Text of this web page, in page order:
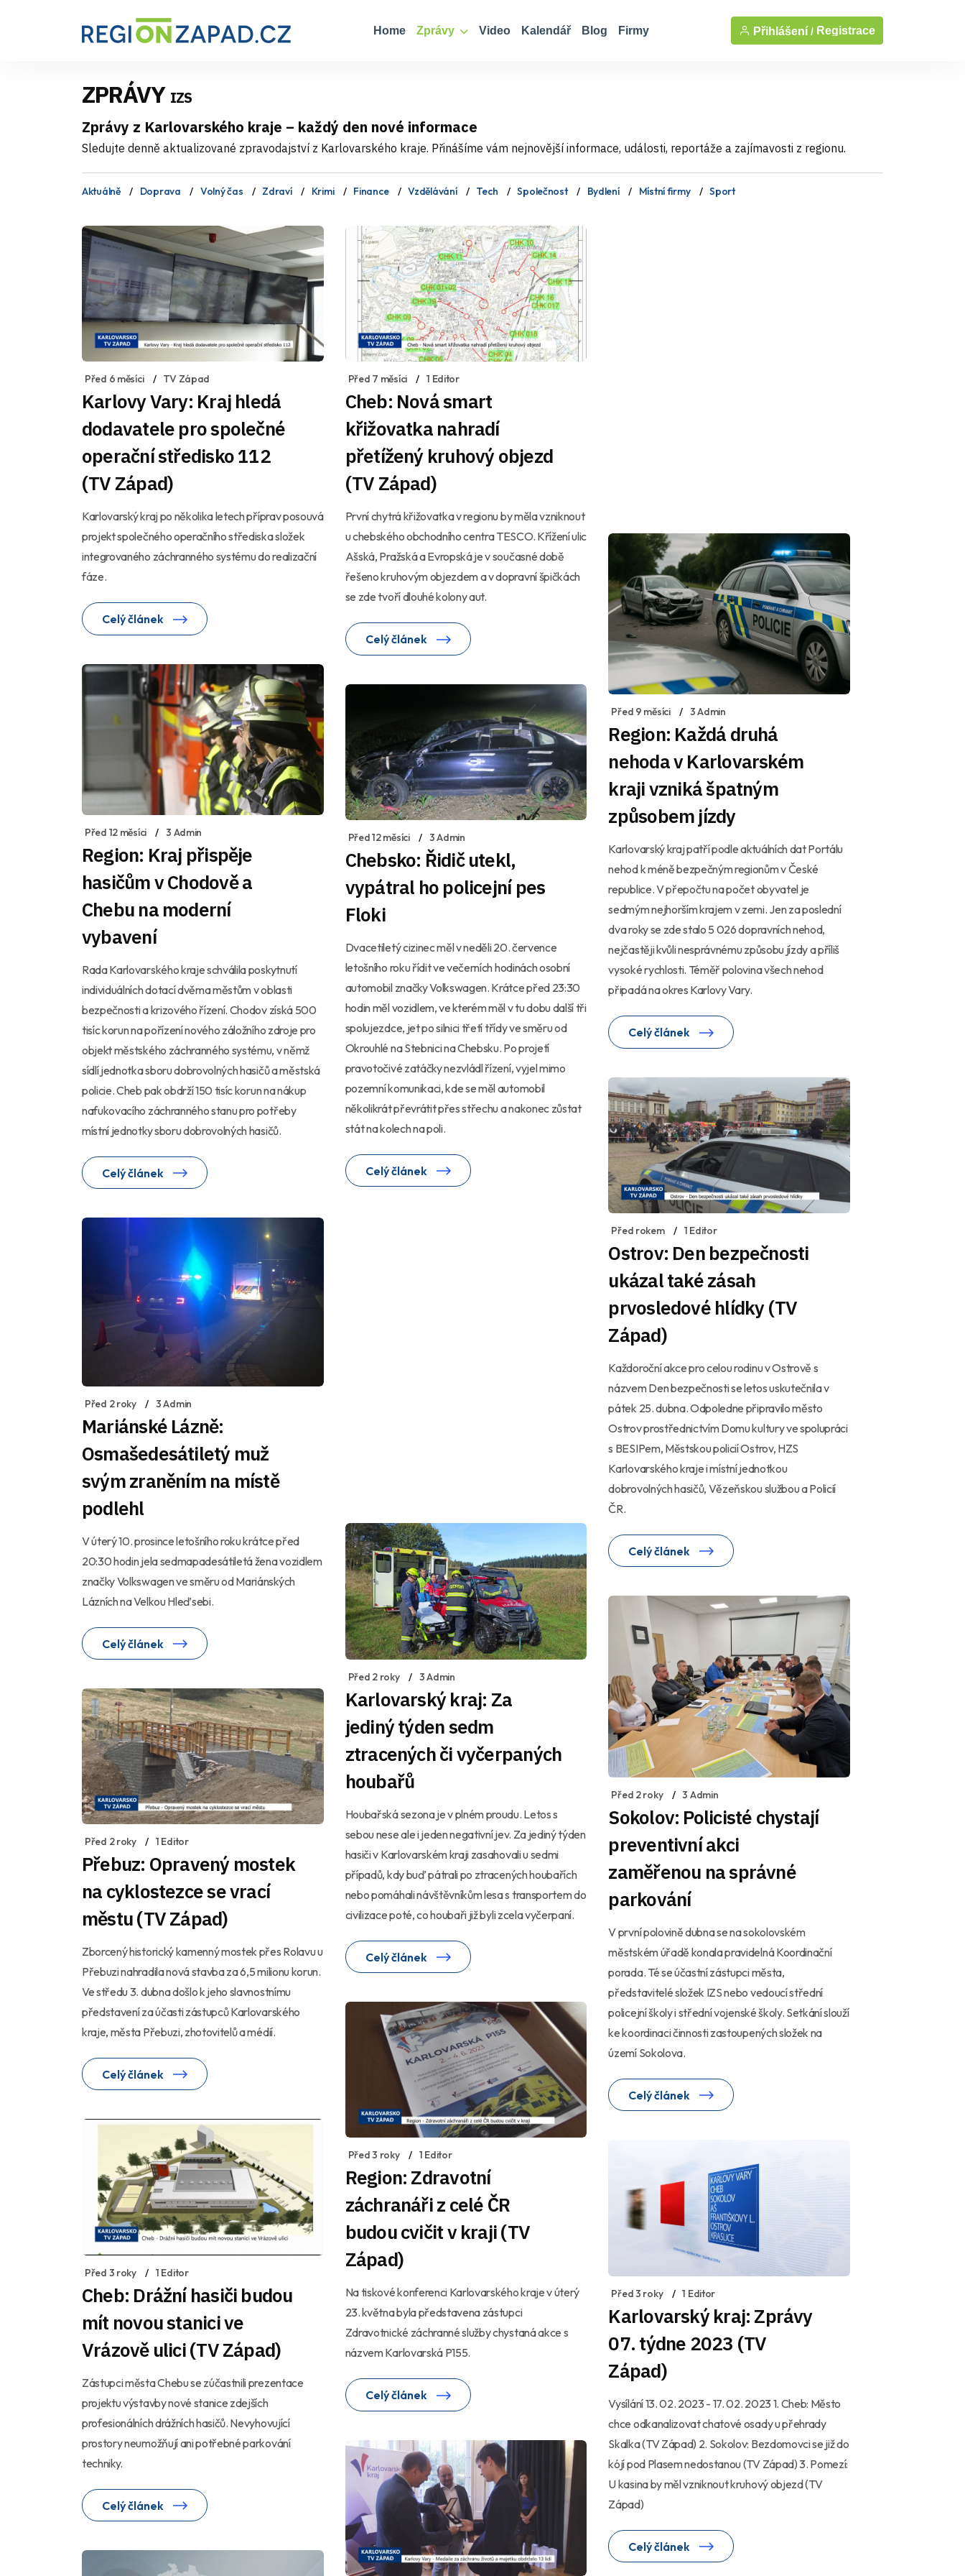
Home Zprávy Video Kalendář Blog Firmy Přihlášení / Registrace
ZPRÁVY IZS
Zprávy z Karlovarského kraje – každý den nové informace
Sledujte denně aktualizované zpravodajství z Karlovarského kraje. Přinášíme vám nejnovější informace, události, reportáže a zajímavosti z regionu.
Aktuálně Doprava Volný čas Zdraví Krimi Finance Vzdělávání Tech Společnost Bydlení Místní firmy Sport
Před 6 měsíci TV Západ
Karlovy Vary: Kraj hledá
dodavatele pro společné
operační středisko 112
(TV Západ)
Karlovarský kraj po několika letech příprav posouvá
projekt společného operačního střediska složek
integrovaného záchranného systému do realizační
fáze.
Celý článek
Před 7 měsíci 1 Editor
Cheb: Nová smart
křižovatka nahradí
přetížený kruhový objezd
(TV Západ)
První chytrá křižovatka v regionu by měla vzniknout
u chebského obchodního centra TESCO. Křížení ulic
Ašská, Pražská a Evropská je v současné době
řešeno kruhovým objezdem a v dopravní špičkách
se zde tvoří dlouhé kolony aut.
Celý článek
Před 9 měsíci 3 Admin
Region: Každá druhá
nehoda v Karlovarském
kraji vzniká špatným
způsobem jízdy
Karlovarský kraj patří podle aktuálních dat Portálu
nehod k méně bezpečným regionům v České
republice. V přepočtu na počet obyvatel je
sedmým nejhorším krajem v zemi. Jen za poslední
dva roky se zde stalo 5 026 dopravních nehod,
nejčastěji kvůli nesprávnému způsobu jízdy a příliš
vysoké rychlosti. Téměř polovina všech nehod
připadá na okres Karlovy Vary.
Celý článek
Před 12 měsíci 3 Admin
Region: Kraj přispěje
hasičům v Chodově a
Chebu na moderní
vybavení
Rada Karlovarského kraje schválila poskytnutí
individuálních dotací dvěma městům v oblasti
bezpečnosti a krizového řízení. Chodov získá 500
tisíc korun na pořízení nového záložního zdroje pro
objekt městského záchranného systému, v němž
sídlí jednotka sboru dobrovolných hasičů a městská
policie. Cheb pak obdrží 150 tisíc korun na nákup
nafukovacího záchranného stanu pro potřeby
místní jednotky sboru dobrovolných hasičů.
Celý článek
Před 12 měsíci 3 Admin
Chebsko: Řidič utekl,
vypátral ho policejní pes
Floki
Dvacetiletý cizinec měl v neděli 20. července
letošního roku řídit ve večerních hodinách osobní
automobil značky Volkswagen. Krátce před 23:30
hodin měl vozidlem, ve kterém měl v tu dobu další tři
spolujezdce, jet po silnici třetí třídy ve směru od
Okrouhlé na Stebnici na Chebsku. Po projetí
pravotočivé zatáčky nezvládl řízení, vyjel mimo
pozemní komunikaci, kde se měl automobil
několikrát převrátit přes střechu a nakonec zůstat
stát na kolech na poli.
Celý článek
Před rokem 1 Editor
Ostrov: Den bezpečnosti
ukázal také zásah
prvosledové hlídky (TV
Západ)
Každoroční akce pro celou rodinu v Ostrově s
názvem Den bezpečnosti se letos uskutečnila v
pátek 25. dubna. Odpoledne připravilo město
Ostrov prostřednictvím Domu kultury ve spolupráci
s BESIPem, Městskou policií Ostrov, HZS
Karlovarského kraje i místní jednotkou
dobrovolných hasičů, Vězeňskou službou a Policií
ČR.
Celý článek
Před 2 roky 3 Admin
Mariánské Lázně:
Osmašedesátiletý muž
svým zraněním na místě
podlehl
V úterý 10. prosince letošního roku krátce před
20:30 hodin jela sedmapadesátiletá žena vozidlem
značky Volkswagen ve směru od Mariánských
Lázních na Velkou Hleďsebi.
Celý článek
Před 2 roky 3 Admin
Karlovarský kraj: Za
jediný týden sedm
ztracených či vyčerpaných
houbařů
Houbařská sezona je v plném proudu. Letos s
sebou nese ale i jeden negativní jev. Za jediný týden
hasiči v Karlovarském kraji zasahovali u sedmi
případů, kdy buď pátrali po ztracených houbařích
nebo pomáhali návštěvníkům lesa s transportem do
civilizace poté, co houbaři již byli zcela vyčerpaní.
Celý článek
Před 2 roky 3 Admin
Sokolov: Policisté chystají
preventivní akci
zaměřenou na správné
parkování
V první polovině dubna se na sokolovském
městském úřadě konala pravidelná Koordinační
porada. Té se účastní zástupci města,
představitelé složek IZS nebo vedoucí střední
policejní školy i střední vojenské školy. Setkání slouží
ke koordinaci činnosti zastoupených složek na
území Sokolova.
Celý článek
Před 2 roky 1 Editor
Přebuz: Opravený mostek
na cyklostezce se vrací
městu (TV Západ)
Zborcený historický kamenný mostek přes Rolavu u
Přebuzi nahradila nová stavba za 6,5 milionu korun.
Ve středu 3. dubna došlo k jeho slavnostnímu
představení za účasti zástupců Karlovarského
kraje, města Přebuzi, zhotovitelů a médií.
Celý článek
Před 3 roky 1 Editor
Region: Zdravotní
záchranáři z celé ČR
budou cvičit v kraji (TV
Západ)
Na tiskové konferenci Karlovarského kraje v úterý
23. května byla představena zástupci
Zdravotnické záchranné služby chystaná akce s
názvem Karlovarská P155.
Celý článek
Před 3 roky 1 Editor
Cheb: Drážní hasiči budou
mít novou stanici ve
Vrázově ulici (TV Západ)
Zástupci města Chebu se zúčastnili prezentace
projektu výstavby nové stanice zdejších
profesionálních drážních hasičů. Nevyhovující
prostory neumožňují ani potřebné parkování
techniky.
Celý článek
Před 3 roky 1 Editor
Karlovarský kraj: Zprávy
07. týdne 2023 (TV
Západ)
Vysílání 13. 02. 2023 - 17. 02. 2023 1. Cheb: Město
chce odkanalizovat chatové osady u přehrady
Skalka (TV Západ) 2. Sokolov: Bezdomovci se již do
kójí pod Plasem nedostanou (TV Západ) 3. Pomezí:
U kasina by měl vzniknout kruhový objezd (TV
Západ)
Celý článek